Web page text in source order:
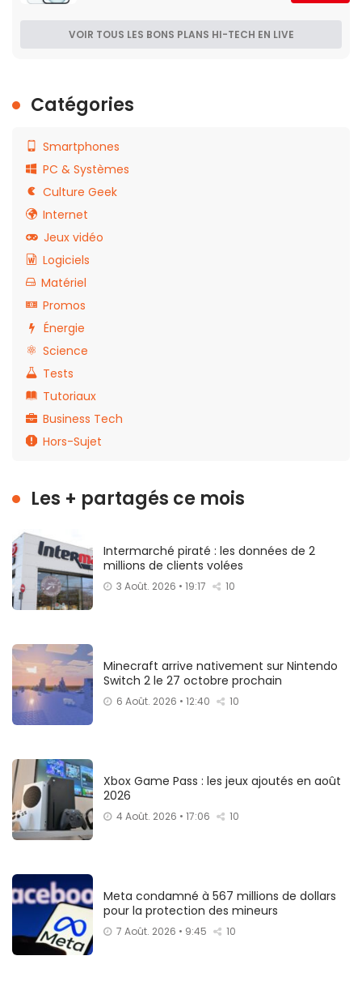
VOIR TOUS LES BONS PLANS HI-TECH EN LIVE
Catégories
Smartphones
PC & Systèmes
Culture Geek
Internet
Jeux vidéo
Logiciels
Matériel
Promos
Énergie
Science
Tests
Tutoriaux
Business Tech
Hors-Sujet
Les + partagés ce mois
Intermarché piraté : les données de 2
millions de clients volées
3 Août. 2026 • 19:17 10
Minecraft arrive nativement sur Nintendo
Switch 2 le 27 octobre prochain
6 Août. 2026 • 12:40 10
Xbox Game Pass : les jeux ajoutés en août
2026
4 Août. 2026 • 17:06 10
Meta condamné à 567 millions de dollars
pour la protection des mineurs
7 Août. 2026 • 9:45 10